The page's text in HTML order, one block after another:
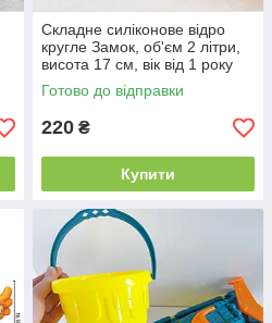
Складне силіконове відро
кругле Замок, об'єм 2 літри,
висота 17 см, вік від 1 року
Готово до відправки
220 ₴
Купити